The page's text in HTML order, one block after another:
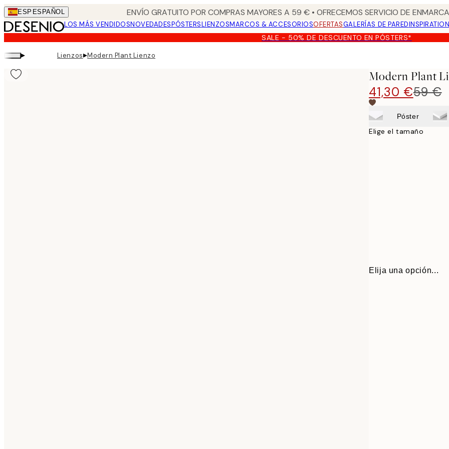
Skip
to
main
content.
ESP ESPAÑOL ENVÍO GRATUITO POR COMPRAS MAYORES A 59 € • OFRECEMOS SERVICIO DE
LOS MÁS VENDIDOSNOVEDADESPÓSTERSLIENZOSMARCOS & ACCESORIOSOFERTASGALERÍAS DE PARED
SALE - 50% DE DESCUENTO EN PÓSTERS*
▸ Lienzos▸Modern Plant Lienzo
Modern Plant
41,30 €59 €
Póster
Elige el tamaño
Elija una opción...